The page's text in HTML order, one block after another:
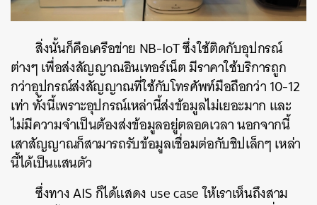
สิ่งนั้นก็คือเครือข่าย NB-IoT ซึ่งใช้ติดกับอุปกรณ์
ต่างๆ เพื่อส่งสัญญาณอินเทอร์เน็ต มีราคาใช้บริการถูก
กว่าอุปกรณ์ส่งสัญญาณที่ใช้กับโทรศัพท์มือถือกว่า 10-12
เท่า ทั้งนี้เพราะอุปกรณ์เหล่านี้ส่งข้อมูลไม่เยอะมาก และ
ไม่มีความจำเป็นต้องส่งข้อมูลอยู่ตลอดเวลา นอกจากนี้
เสาสัญญาณก็สามารถรับข้อมูลเชื่อมต่อกับชิปเล็กๆ เหล่า
นี้ได้เป็นแสนตัว
ซึ่งทาง AIS ก็ได้แสดง use case ให้เราเห็นถึงสาม